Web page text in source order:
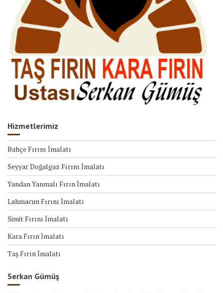
Hizmetlerimiz
Bahçe Fırını İmalatı
Seyyar Doğalgaz Fırını İmalatı
Yandan Yanmalı Fırın İmalatı
Lahmacun Fırını İmalatı
Simit Fırını İmalatı
Kara Fırın İmalatı
Taş Fırın İmalatı
Serkan Gümüş